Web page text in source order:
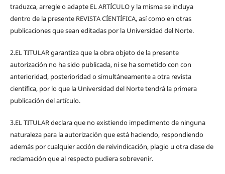
traduzca, arregle o adapte EL ARTÍCULO y la misma se incluya
dentro de la presente REVISTA CÍENTÍFICA, así como en otras
publicaciones que sean editadas por la Universidad del Norte.
2.EL TITULAR garantiza que la obra objeto de la presente
autorización no ha sido publicada, ni se ha sometido con con
anterioridad, posterioridad o simultáneamente a otra revista
científica, por lo que la Universidad del Norte tendrá la primera
publicación del artículo.
3.EL TITULAR declara que no existiendo impedimento de ninguna
naturaleza para la autorización que está haciendo, respondiendo
además por cualquier acción de reivindicación, plagio u otra clase de
reclamación que al respecto pudiera sobrevenir.